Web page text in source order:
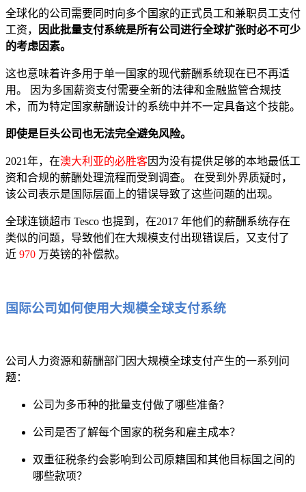
全球化的公司需要同时向多个国家的正式员工和兼职员工支付
工资，
因此批量支付系统是所有公司进行全球扩张时必不可少
的考虑因素。
这也意味着许多用于单一国家的现代薪酬系统现在已不再适
用。 因为多国薪资支付需要全新的法律和金融监管合规技
术，而为特定国家薪酬设计的系统中并不一定具备这个技能。
即使是巨头公司也无法完全避免风险。
2021年，在澳大利亚的必胜客因为没有提供足够的本地最低工
资和合规的薪酬处理流程而受到调查。 在受到外界质疑时，
该公司表示是国际层面上的错误导致了这些问题的出现。
全球连锁超市 Tesco 也提到，在2017 年他们的薪酬系统存在
类似的问题，导致他们在大规模支付出现错误后，又支付了
近 970 万英镑的补偿款。
国际公司如何使用大规模全球支付系统
公司人力资源和薪酬部门因大规模全球支付产生的一系列问
题：
公司为多币种的批量支付做了哪些准备？
公司是否了解每个国家的税务和雇主成本？
双重征税条约会影响到公司原籍国和其他目标国之间的
哪些款项？